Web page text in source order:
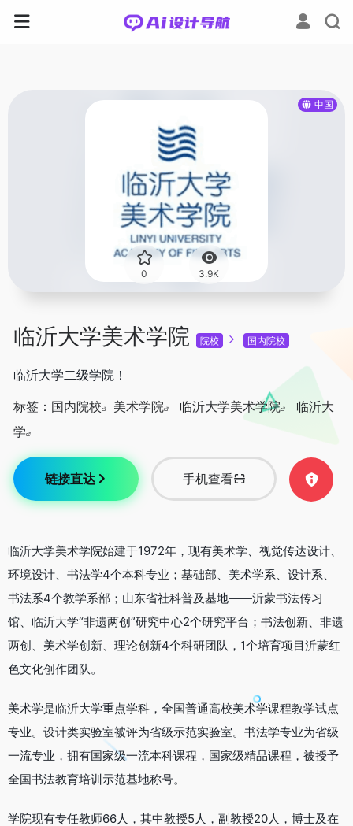
中国
0 3.9K
临沂大学美术学院 院校 国内院校
临沂大学二级学院！
标签： 国内院校 美术学院 临沂大学美术学院
临沂大
学
链接直达 手机查看
临沂大学美术学院始建于1972年，现有美术学、视觉传达设计、
环境设计、书法学4个本科专业；基础部、美术学系、设计系、
书法系4个教学系部；山东省社科普及基地——沂蒙书法传习
馆、临沂大学“非遗两创”研究中心2个研究平台；书法创新、非遗
两创、美术学创新、理论创新4个科研团队，1个培育项目沂蒙红
色文化创作团队。
美术学是临沂大学重点学科，全国普通高校美术学课程教学试点
专业。设计类实验室被评为省级示范实验室。书法学专业为省级
一流专业，拥有国家级一流本科课程，国家级精品课程，被授予
全国书法教育培训示范基地称号。
学院现有专任教师66人，其中教授5人，副教授20人，博士及在